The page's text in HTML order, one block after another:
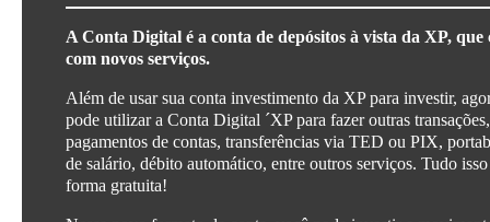
A Conta Digital é a conta de depósitos à vista da XP, que
com novos serviços.
Além de usar sua conta investimento da XP para investir,
pode utilizar a Conta Digital ´XP para fazer outras
pagamentos de contas, transferências via TED ou PIX,
de salário, débito automático, entre outros serviços. Tudo
forma gratuita!